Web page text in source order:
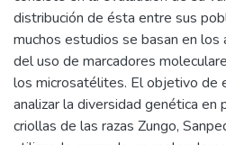
distribución de ésta entre sus
muchos estudios se basan en los
del uso de marcadores
los microsatélites. El objetivo de
analizar la diversidad genética en
criollas de las razas Zungo,